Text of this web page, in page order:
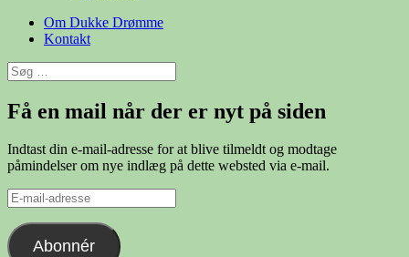
Om Dukke Drømme
Kontakt
Søg
efter:
Få en mail når der er nyt på siden
Indtast din e-mail-adresse for at blive tilmeldt og modtage
påmindelser om nye indlæg på dette websted via e-mail.
E-
mail-
adresse
Abonnér